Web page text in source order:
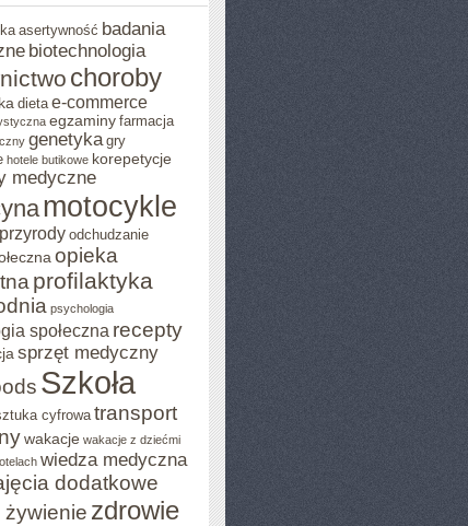
asertywność badania
biotechnologia
choroby
dieta e-commerce
egzaminy farmacja
genetyka gry
hotele butikowe korepetycje
medyczne
motocykle
odchudzanie
opieka
profilaktyka
psychologia
społeczna recepty
sprzęt medyczny
Szkoła
cyfrowatransport
wakacje wakacje z dziećmi
wiedza medyczna
dodatkowe
żywienie zdrowie